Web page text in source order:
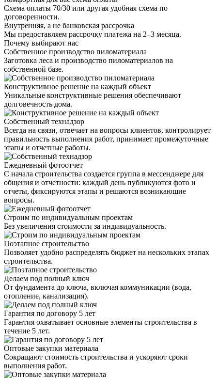
Схема оплаты 70/30 или другая удобная схема по
договоренности.
Внутренняя, а не банковская рассрочка
Мы предоставляем рассрочку платежа на 2–3 месяца.
Почему выбирают нас
Собственное производство пиломатериала
Заготовка леса и производство пиломатериалов на
собственной базе.
Конструктивное решение на каждый объект
Уникальные конструктивные решения обеспечивают
долговечность дома.
Собственный технадзор
Всегда на связи, отвечает на вопросы клиентов, контролирует
правильность выполнения работ, принимает промежуточные
этапы и отчетные работы.
Ежедневный фотоотчет
С начала строительства создается группа в мессенджере для
общения и отчетности: каждый день публикуются фото и
отчеты, фиксируются этапы и решаются возникающие
вопросы.
Строим по индивидуальным проектам
Без увеличения стоимости за индивидуальность.
Поэтапное строительство
Позволяет удобно распределять бюджет на нескольких этапах
строительства.
Делаем под полный ключ
От фундамента до ключа, включая коммуникации (вода,
отопление, канализация).
Гарантия по договору 5 лет
Гарантия охватывает основные элементы строительства в
течение 5 лет.
Оптовые закупки материала
Сокращают стоимость строительства и ускоряют сроки
выполнения работ.